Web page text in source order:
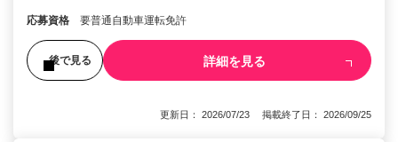
応募資格 要普通自動車運転免許
後で見る 詳細を見る
更新日： 2026/07/23 掲載終了日： 2026/09/25